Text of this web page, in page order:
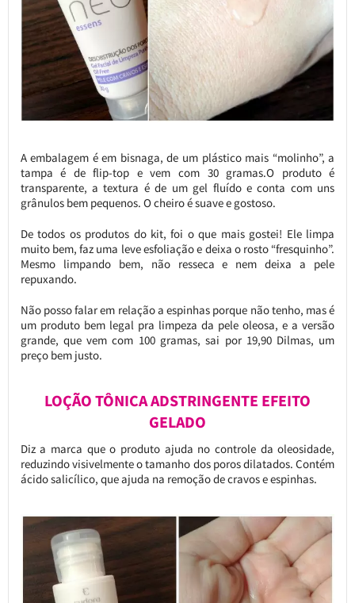
A embalagem é em bisnaga, de um plástico mais “molinho”, a
tampa é de flip-top e vem com 30 gramas.O produto é
transparente, a textura é de um gel fluído e conta com uns
grânulos bem pequenos. O cheiro é suave e gostoso.
De todos os produtos do kit, foi o que mais gostei! Ele limpa
muito bem, faz uma leve esfoliação e deixa o rosto “fresquinho”.
Mesmo limpando bem, não resseca e nem deixa a pele
repuxando.
Não posso falar em relação a espinhas porque não tenho, mas é
um produto bem legal pra limpeza da pele oleosa, e a versão
grande, que vem com 100 gramas, sai por 19,90 Dilmas, um
preço bem justo.
LOÇÃO TÔNICA ADSTRINGENTE EFEITO
GELADO
Diz a marca que o produto ajuda no controle da oleosidade,
reduzindo visivelmente o tamanho dos poros dilatados. Contém
ácido salicílico, que ajuda na remoção de cravos e espinhas.